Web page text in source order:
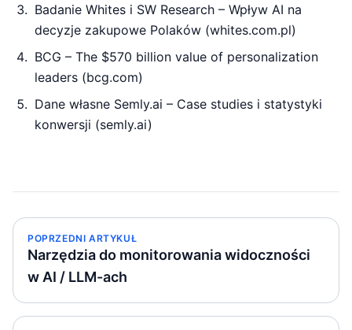
Badanie Whites i SW Research – Wpływ AI na
decyzje zakupowe Polaków (whites.com.pl)
BCG – The $570 billion value of personalization
leaders (bcg.com)
Dane własne Semly.ai – Case studies i statystyki
konwersji (semly.ai)
POPRZEDNI ARTYKUŁ
Narzędzia do monitorowania widoczności
w AI / LLM-ach